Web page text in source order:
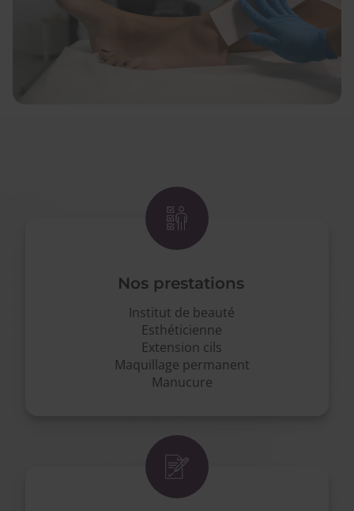
Nos prestations
Institut de beauté
Esthéticienne
Extension cils
Maquillage permanent
Manucure